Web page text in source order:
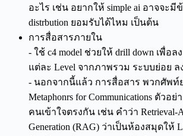
อะไร เช่น อยากให้ simple ai อาจจะมี
distrbution ยอมรับได้ไหม เป็นต้น
การสื่อสารภายใน
- ใช้ c4 model ช่วยให้ drill down เพื่อล
แต่ละ Level จากภาพรวม ระบบย่อย ล
- นอกจากนี้แล้ว การสื่อสาร พวกศัพท์
Metaphonrs for Communications ตัวอ
คนเข้าใจตรงกัน เช่น คำว่า Retrieval-
Generation (RAG) ว่าเป็นห้องสมุดให้